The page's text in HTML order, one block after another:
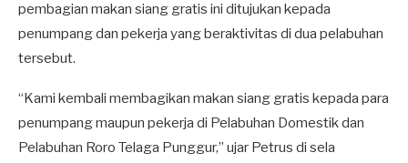
pembagian makan siang gratis ini ditujukan kepada
penumpang dan pekerja yang beraktivitas di dua pelabuhan
tersebut.
“Kami kembali membagikan makan siang gratis kepada para
penumpang maupun pekerja di Pelabuhan Domestik dan
Pelabuhan Roro Telaga Punggur,” ujar Petrus di sela